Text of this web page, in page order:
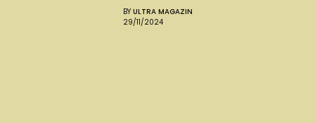
BY ULTRA MAGAZIN
29/11/2024